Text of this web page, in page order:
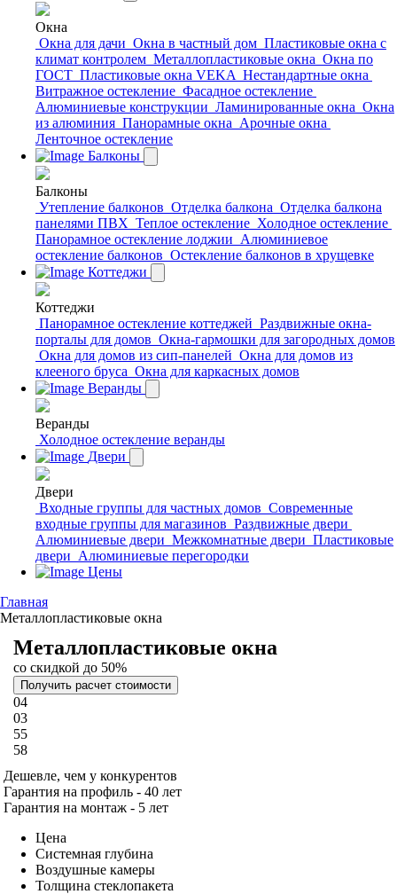
Окна
Окна для дачи Окна в частный дом Пластиковые окна с
климат контролем Металлопластиковые окна Окна по
ГОСТ Пластиковые окна VEKA Нестандартные окна
Витражное остекление Фасадное остекление
Алюминиевые конструкции Ламинированные окна Окна
из алюминия Панорамные окна Арочные окна
Ленточное остекление
Балконы
Балконы
Утепление балконов Отделка балкона Отделка балкона
панелями ПВХ Теплое остекление Холодное остекление
Панорамное остекление лоджии Алюминиевое
остекление балконов Остекление балконов в хрущевке
Коттеджи
Коттеджи
Панорамное остекление коттеджей Раздвижные окна-
порталы для домов Окна-гармошки для загородных домов
Окна для домов из сип-панелей Окна для домов из
клееного бруса Окна для каркасных домов
Веранды
Веранды
Холодное остекление веранды
Двери
Двери
Входные группы для частных домов Современные
входные группы для магазинов Раздвижные двери
Алюминиевые двери Межкомнатные двери Пластиковые
двери Алюминиевые перегородки
Цены
Главная
Металлопластиковые окна
Металлопластиковые окна
со скидкой до 50%
Получить расчет стоимости
04
03
55
57
Дешевле, чем у конкурентов
Гарантия на профиль - 40 лет
Гарантия на монтаж - 5 лет
Цена
Системная глубина
Воздушные камеры
Толщина стеклопакета